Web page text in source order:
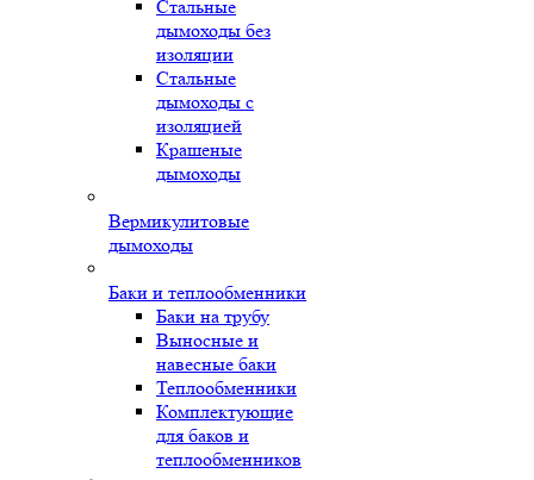
Стальные
дымоходы без
изоляции
Стальные
дымоходы с
изоляцией
Крашеные
дымоходы
Вермикулитовые
дымоходы
Баки и теплообменники
Баки на трубу
Выносные и
навесные баки
Теплообменники
Комплектующие
для баков и
теплообменников